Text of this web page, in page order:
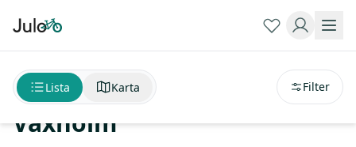
Monark cykelservice
Vaxholm
Lista Karta Filter
avstånd